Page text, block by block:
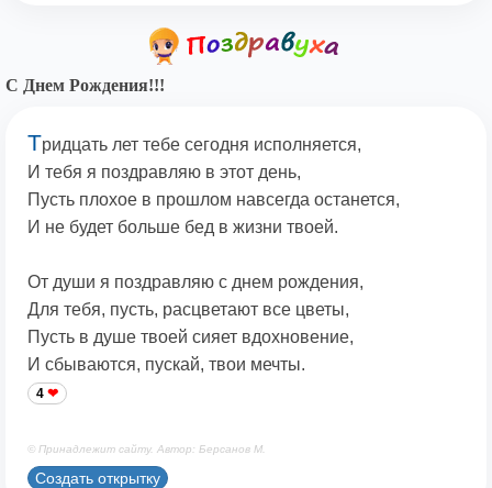
С Днем Рождения!!!
Тридцать лет тебе сегодня исполняется,
И тебя я поздравляю в этот день,
Пусть плохое в прошлом навсегда останется,
И не будет больше бед в жизни твоей.
От души я поздравляю с днем рождения,
Для тебя, пусть, расцветают все цветы,
Пусть в душе твоей сияет вдохновение,
И сбываются, пускай, твои мечты.
4
© Принадлежит сайту. Автор: Берсанов М.
Создать открытку